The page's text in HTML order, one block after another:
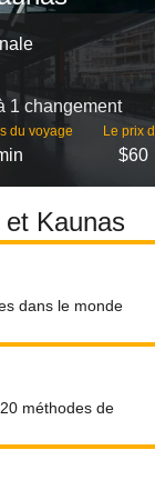
1 changement
du voyage Le prix
$60
Kaunas
dans le monde
méthodes de